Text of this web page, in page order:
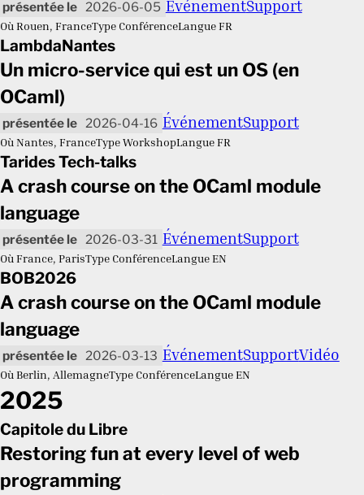
2026-06-05 ÉvénementSupport
Où Rouen, FranceType ConférenceLangueFR
LambdaNantes
Un micro-service qui est un OS (en
OCaml)
2026-04-16 ÉvénementSupport
Où Nantes, FranceTypeWorkshopLangueFR
Tarides Tech-talks
A crash course on the OCaml module
language
2026-03-31 ÉvénementSupport
Où France, ParisType ConférenceLangueEN
BOB2026
A crash course on the OCaml module
language
2026-03-13 ÉvénementSupportVidéo
Où Berlin, AllemagneType ConférenceLangueEN
2025
Capitole du Libre
Restoring fun at every level of web
programming